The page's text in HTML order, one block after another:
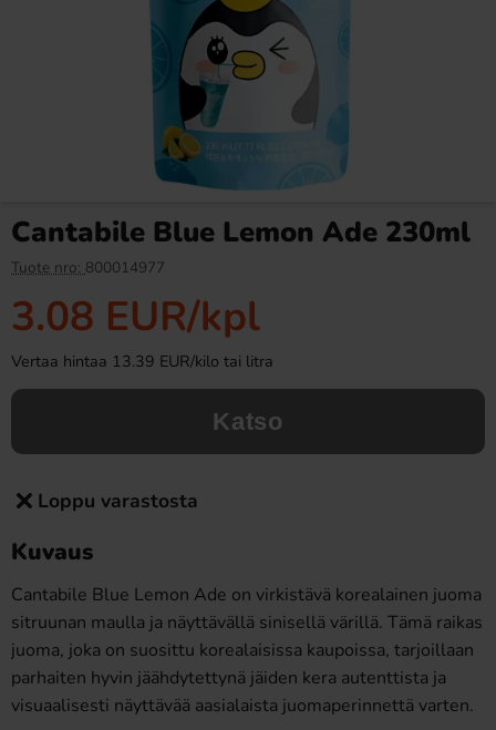
Butterfinger suklaa 53,8g
Osta
Cantabile Blue Lemon Ade 230ml
Tuote nro: 800014977
3.08 EUR/kpl
Vertaa hintaa 13.39 EUR/kilo tai litra
Katso
Loppu varastosta
Kuvaus
Cantabile Blue Lemon Ade on virkistävä korealainen juoma
sitruunan maulla ja näyttävällä sinisellä värillä. Tämä raikas
juoma, joka on suosittu korealaisissa kaupoissa, tarjoillaan
parhaiten hyvin jäähdytettynä jäiden kera autenttista ja
visuaalisesti näyttävää aasialaista juomaperinnettä varten.